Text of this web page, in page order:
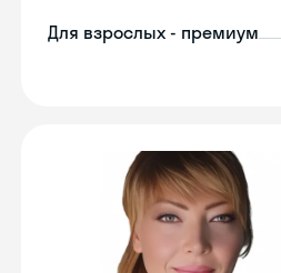
Для взрослых - премиум